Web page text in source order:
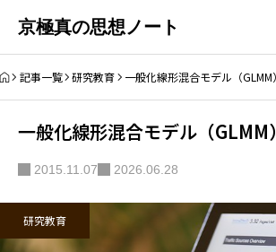
京極真の思想ノート
記事一覧 研究教育 一般化線形混合モデル（
一般化線形混合モデル（GLMM
2015.11.07 2026.06.28
研究教育